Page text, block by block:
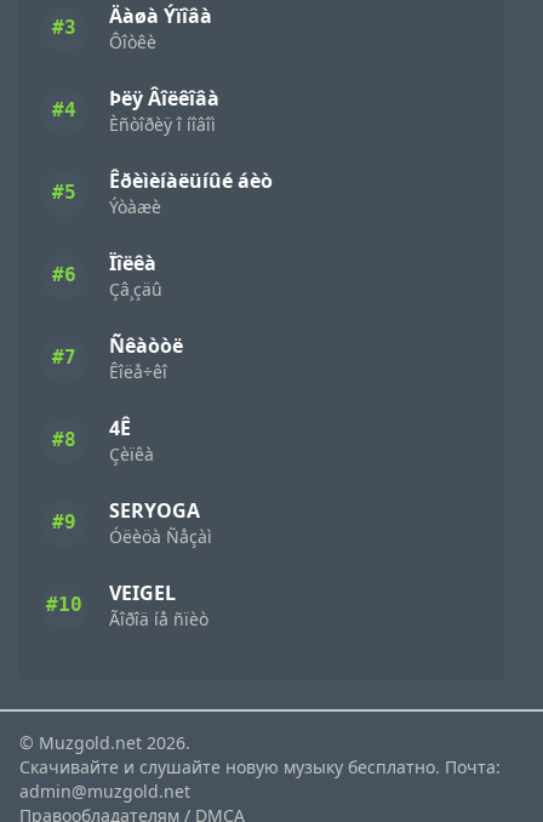
#3 Äàøà Ýïîâà
Ôîòêè
#4 Þëÿ Âîëêîâà
Èñòîðèÿ î íîâîì
#5 Êðèìèíàëüíûé áèò
Ýòàæè
#6 Ïîëêà
Çâ¸çäû
#7 Ñêàòòë
Êîëå÷êî
#8 4Ê
Çèïêà
#9 SERYOGA
Óëèöà Ñåçàì
#10 VEIGEL
Ãîðîä íå ñïèò
© Muzgold.net 2026.
Скачивайте и слушайте новую музыку бесплатно. Почта:
admin@muzgold.net
Правообладателям / DMCA